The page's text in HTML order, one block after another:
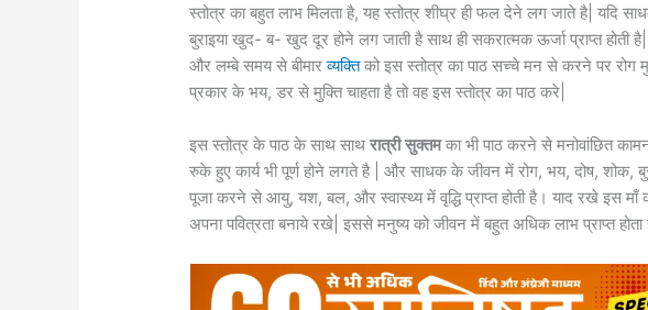
स्तोत्र का बहुत लाभ मिलता है, यह स्तोत्र शीघ्र ही फल देने लग जाते है| यदि
बुराइया खुद- ब- खुद दूर होने लग जाती है साथ ही सकरात्मक ऊर्जा प्राप्त होती
और लम्बे समय से बीमारव्यक्तिको इस स्तोत्र का पाठ सच्चे मन से करने पर रोग
प्रकार के भय, डर से मुक्ति चाहता है तो वह इस स्तोत्र का पाठ करे|
इस स्तोत्र के पाठ के साथ साथरात्री सुक्तमका भी पाठ करने से मनोवांछित
रुके हुए कार्य भी पूर्ण होने लगते है | और साधक के जीवन में रोग, भय, दोष, शोक,
पूजा करने से आयु, यश, बल, और स्वास्थ्य में वृद्धि प्राप्त होती है। याद रखे इस माँ
अपना पवित्रता बनाये रखे| इससे मनुष्य को जीवन में बहुत अधिक लाभ प्राप्त होता